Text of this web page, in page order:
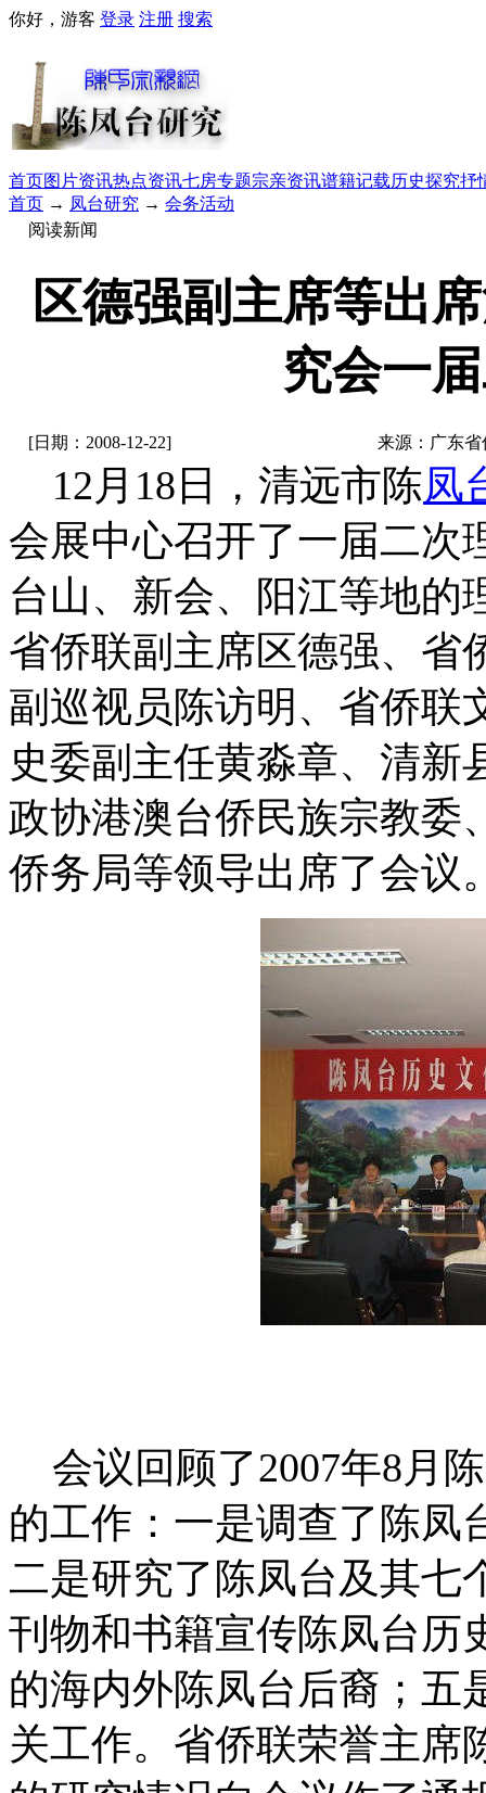
你好，游客 登录 注册 搜索
首页图片资讯热点资讯七房专题宗亲资讯谱籍记载历史探究抒
首页 → 凤台研究 → 会务活动
阅读新闻
区德强副主席等出
究会一
[日期：2008-12-22] 来源：广东
12月18日，清远市陈凤
会展中心召开了一届二次
台山、新会、阳江等地的
省侨联副主席区德强、省
副巡视员陈访明、省侨联
史委副主任黄淼章、清新
政协港澳台侨民族宗教委
侨务局等领导出席了会议
会议回顾了2007年8月
的工作：一是调查了陈凤
二是研究了陈凤台及其七
刊物和书籍宣传陈凤台历
的海内外陈凤台后裔；五
关工作。省侨联荣誉主席